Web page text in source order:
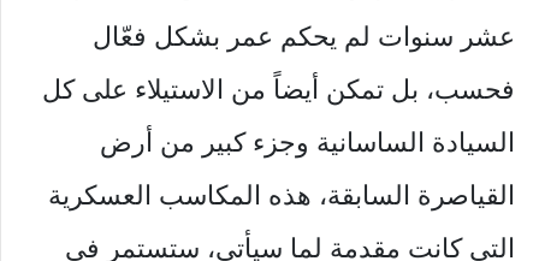
عشر سنوات لم يحكم عمر بشكل فعّال
فحسب، بل تمكن أيضاً من الاستيلاء على كل
السيادة الساسانية وجزء كبير من أرض
القياصرة السابقة، هذه المكاسب العسكرية
التي كانت مقدمة لما سيأتي، ستستمر في